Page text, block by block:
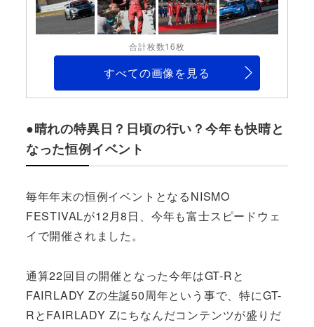
合計枚数16枚
すべての画像を見る
●晴れの特異日？日頃の行い？今年も快晴と
なった恒例イベント
毎年年末の恒例イベントとなるNISMO
FESTIVALが12月8日、今年も富士スピードウェ
イで開催されました。
通算22回目の開催となった今年はGT-Rと
FAIRLADY Zの生誕50周年という事で、特にGT-
RとFAIRLADY Zにちなんだコンテンツが盛りだ